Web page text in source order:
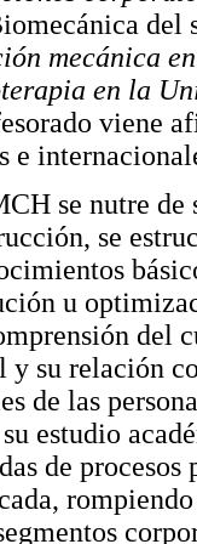
del
mecánica
en la
viene
e
se nutre
se
u
del
y su relación
de las
estudio
de